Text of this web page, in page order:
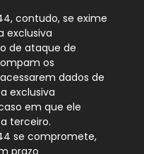
contudo, se exime
exclusiva
de ataque de
os
dados de
exclusiva
em que ele
terceiro.
se compromete,